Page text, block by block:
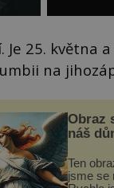
25. května
na
Obraz
náš
Ten
jsme se